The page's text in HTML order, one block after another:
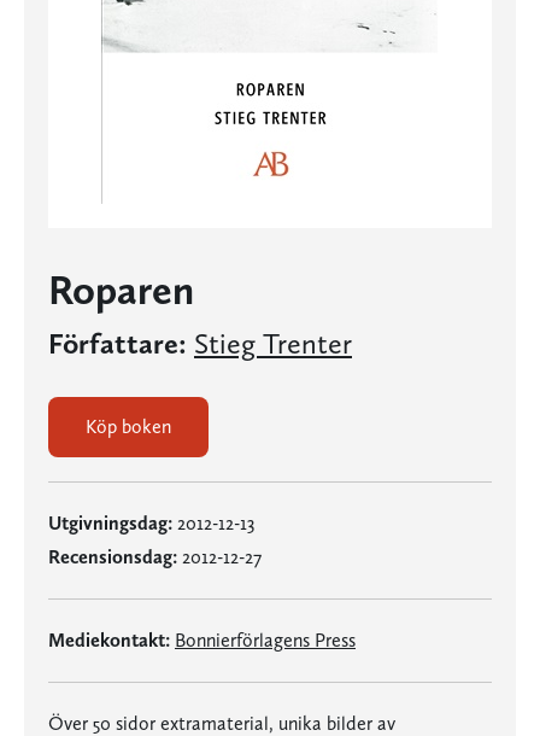
Roparen
Författare: Stieg Trenter
Köp boken
Utgivningsdag: 2012-12-13
Recensionsdag: 2012-12-27
Mediekontakt: Bonnierförlagens Press
Över 50 sidor extramaterial, unika bilder av